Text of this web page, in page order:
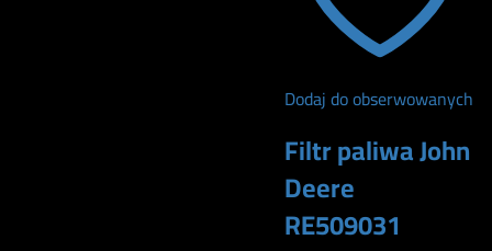
Dodaj do obserwowanych
Filtr paliwa John
Deere
RE509031